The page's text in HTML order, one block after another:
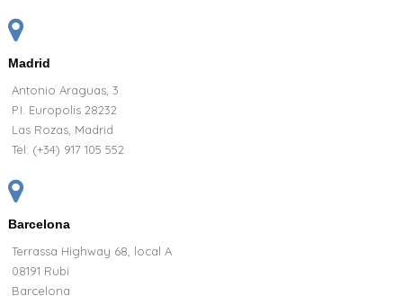
Cesta nascita Bebè Hugo Boss Serenity Blu